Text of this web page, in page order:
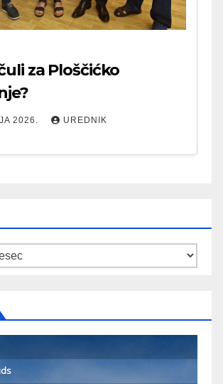
za Ploščićko
2026. UREDNIK